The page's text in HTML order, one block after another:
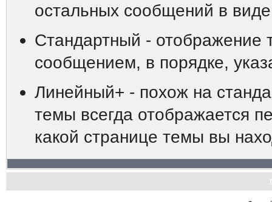
остальных сообщений в
Стандартный - отображение
сообщением, в порядке,
Линейный+ - похож на
темы всегда отображается
какой странице темы вы